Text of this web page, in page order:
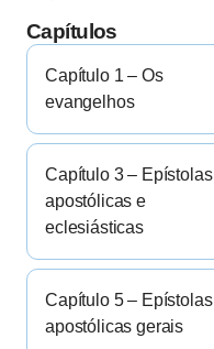
Capítulos
Capítulo 1 – Os
evangelhos
Capítulo 3 – Epístolas
apostólicas e
eclesiásticas
Capítulo 5 – Epístolas
apostólicas gerais